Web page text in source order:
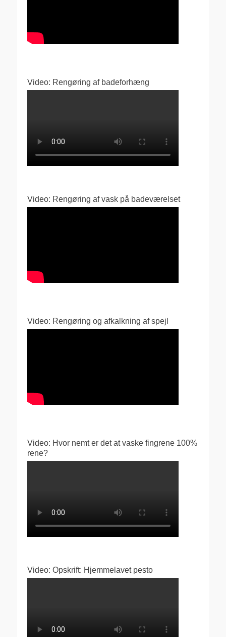
Video: Rengøring af badeforhæng
Video: Rengøring af vask på badeværelset
Video: Rengøring og afkalkning af spejl
Video: Hvor nemt er det at vaske fingrene 100%
rene?
Video: Opskrift: Hjemmelavet pesto